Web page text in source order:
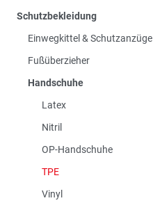
Schutzbekleidung
Einwegkittel & Schutzanzüge
Fußüberzieher
Handschuhe
Latex
Nitril
OP-Handschuhe
TPE
Vinyl